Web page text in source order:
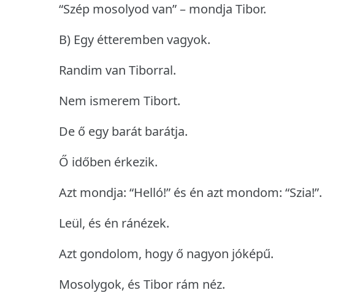
“Szép mosolyod van” – mondja Tibor.
B) Egy étteremben vagyok.
Randim van Tiborral.
Nem ismerem Tibort.
De ő egy barát barátja.
Ő időben érkezik.
Azt mondja: “Helló!” és én azt mondom: “Szia!”.
Leül, és én ránézek.
Azt gondolom, hogy ő nagyon jóképű.
Mosolygok, és Tibor rám néz.